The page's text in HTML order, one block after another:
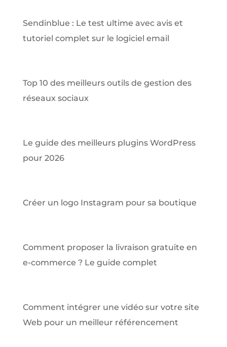
Sendinblue : Le test ultime avec avis et
tutoriel complet sur le logiciel email
Top 10 des meilleurs outils de gestion des
réseaux sociaux
Le guide des meilleurs plugins WordPress
pour 2026
Créer un logo Instagram pour sa boutique
Comment proposer la livraison gratuite en
e-commerce ? Le guide complet
Comment intégrer une vidéo sur votre site
Web pour un meilleur référencement